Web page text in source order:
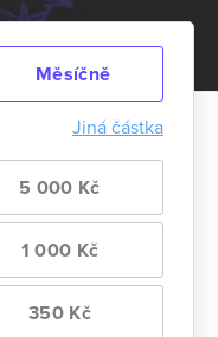
Měsíčně
Jiná částka
5 000 Kč
1 000 Kč
350 Kč